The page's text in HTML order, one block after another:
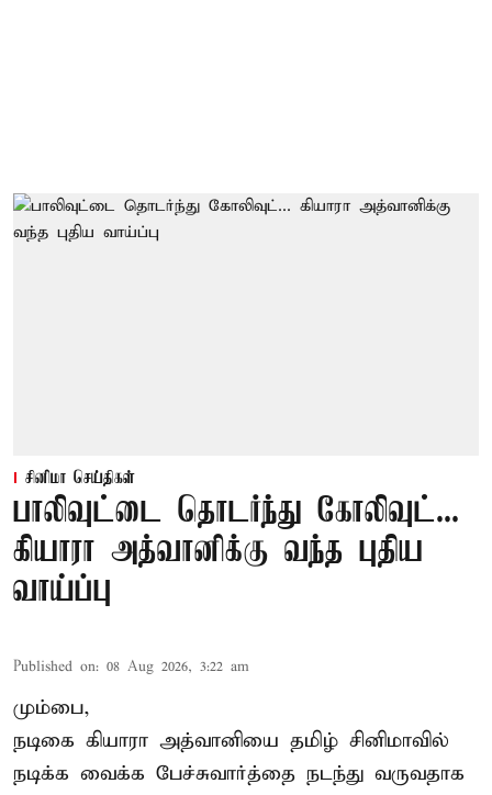
சினிமா செய்திகள்
பாலிவுட்டை தொடர்ந்து கோலிவுட்...
கியாரா அத்வானிக்கு வந்த புதிய
வாய்ப்பு
Published on: 08 Aug 2026, 3:22 am
மும்பை,
நடிகை கியாரா அத்வானியை தமிழ் சினிமாவில்
நடிக்க வைக்க பேச்சுவார்த்தை நடந்து வருவதாக